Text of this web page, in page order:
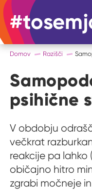
Domov Razišči
psihične
V obdobju
večkrat
reakcije pa lahko
običajno hitro
zgrabi močneje